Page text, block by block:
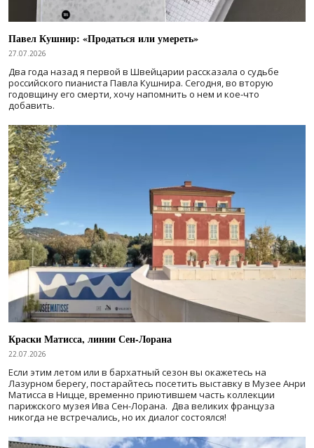
Павел Кушнир: «Продаться или умереть»
27.07.2026
Два года назад я первой в Швейцарии рассказала о судьбе
российского пианиста Павла Кушнира. Сегодня, во вторую
годовщину его смерти, хочу напомнить о нем и кое-что
добавить.
Краски Матисса, линии Сен-Лорана
22.07.2026
Если этим летом или в бархатный сезон вы окажетесь на
Лазурном берегу, постарайтесь посетить выставку в Музее Анри
Матисса в Ницце, временно приютившем часть коллекции
парижского музея Ива Сен-Лорана. Два великих француза
никогда не встречались, но их диалог состоялся!